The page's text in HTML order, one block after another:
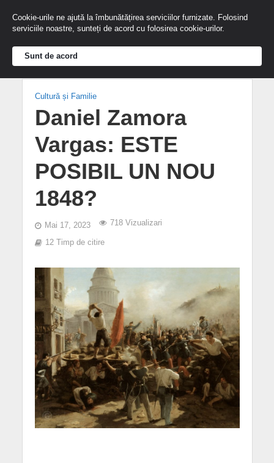
Cultură și Familie
Daniel Zamora
Vargas: ESTE
POSIBIL UN NOU
1848?
Mai 17, 2023 718 Vizualizari
12 Timp de citire
Cookie-urile ne ajută la îmbunătățirea serviciilor furnizate. Folosind
serviciile noastre, sunteți de acord cu folosirea cookie-urilor.
Sunt de acord